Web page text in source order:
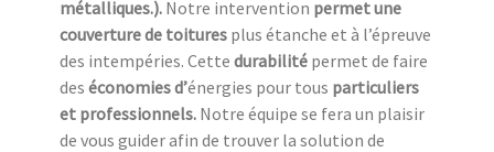
métalliques.). Notre intervention permet une
couverture de toitures plus étanche et à l’épreuve
des intempéries. Cette durabilité permet de faire
des économies d’énergies pour tous particuliers
et professionnels. Notre équipe se fera un plaisir
de vous guider afin de trouver la solution de